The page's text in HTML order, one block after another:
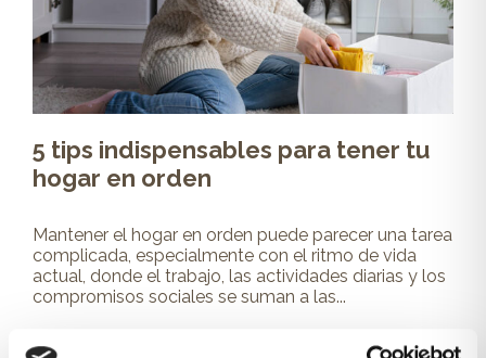
5 tips indispensables para tener tu
hogar en orden
Mantener el hogar en orden puede parecer una tarea
complicada, especialmente con el ritmo de vida
actual, donde el trabajo, las actividades diarias y los
compromisos sociales se suman a las...